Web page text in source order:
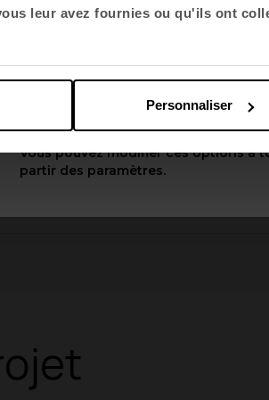
leur avez fournies ou qu'ils ont
Personnaliser
Choisir la langue
Appliquer
Vous pouvez modifier ces options à
partir des paramètres.